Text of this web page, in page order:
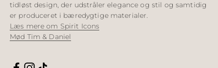
tidløst design, der udstråler elegance og stil og samtidig
er produceret i bæredygtige materialer.
Læs mere om Spirit Icons
Mød Tim & Daniel